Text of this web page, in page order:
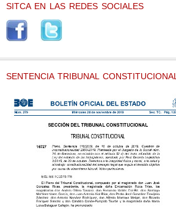
SITCA EN LAS REDES SOCIALES
SENTENCIA TRIBUNAL CONSTITUCIONAL